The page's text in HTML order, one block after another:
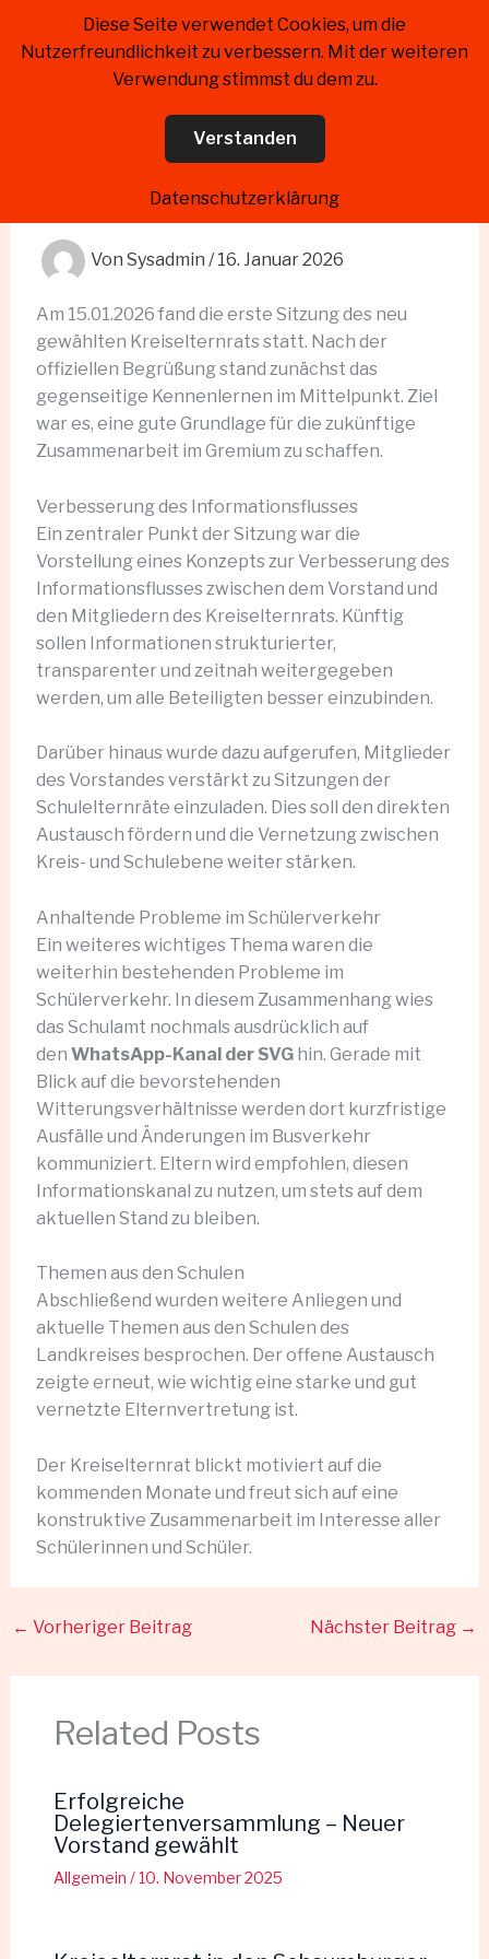
InhaltKreiselternrat Landkreis
Schaumburg
Erste Sitzung des neuen
Kreiselternrats
Von Sysadmin /16. Januar 2026
Am 15.01.2026 fand die erste Sitzung des neu
gewählten Kreiselternrats statt. Nach der
offiziellen Begrüßung stand zunächst das
gegenseitige Kennenlernen im Mittelpunkt. Ziel
war es, eine gute Grundlage für die zukünftige
Zusammenarbeit im Gremium zu schaffen.
Verbesserung des Informationsflusses
Ein zentraler Punkt der Sitzung war die
Vorstellung eines Konzepts zur Verbesserung des
Informationsflusses zwischen dem Vorstand und
den Mitgliedern des Kreiselternrats. Künftig
sollen Informationen strukturierter,
transparenter und zeitnah weitergegeben
werden, um alle Beteiligten besser einzubinden.
Darüber hinaus wurde dazu aufgerufen, Mitglieder
des Vorstandes verstärkt zu Sitzungen der
Schulelternräte einzuladen. Dies soll den direkten
Austausch fördern und die Vernetzung zwischen
Kreis- und Schulebene weiter stärken.
Anhaltende Probleme im Schülerverkehr
Ein weiteres wichtiges Thema waren die
weiterhin bestehenden Probleme im
Schülerverkehr. In diesem Zusammenhang wies
das Schulamt nochmals ausdrücklich auf
den WhatsApp-Kanal der SVGhin. Gerade mit
Blick auf die bevorstehenden
Witterungsverhältnisse werden dort kurzfristige
Ausfälle und Änderungen im Busverkehr
kommuniziert. Eltern wird empfohlen, diesen
Informationskanal zu nutzen, um stets auf dem
aktuellen Stand zu bleiben.
Themen aus den Schulen
Abschließend wurden weitere Anliegen und
aktuelle Themen aus den Schulen des
Landkreises besprochen. Der offene Austausch
zeigte erneut, wie wichtig eine starke und gut
vernetzte Elternvertretung ist.
Der Kreiselternrat blickt motiviert auf die
kommenden Monate und freut sich auf eine
konstruktive Zusammenarbeit im Interesse aller
Schülerinnen und Schüler.
← Vorheriger Beitrag Nächster Beitrag →
Related Posts
Erfolgreiche
Delegiertenversammlung – Neuer
Vorstand gewählt
Allgemein /10. November 2025
Diese Seite verwendet Cookies, um die
Nutzerfreundlichkeit zu verbessern. Mit der weiteren
Verwendung stimmst du dem zu.
Verstanden
Datenschutzerklärung